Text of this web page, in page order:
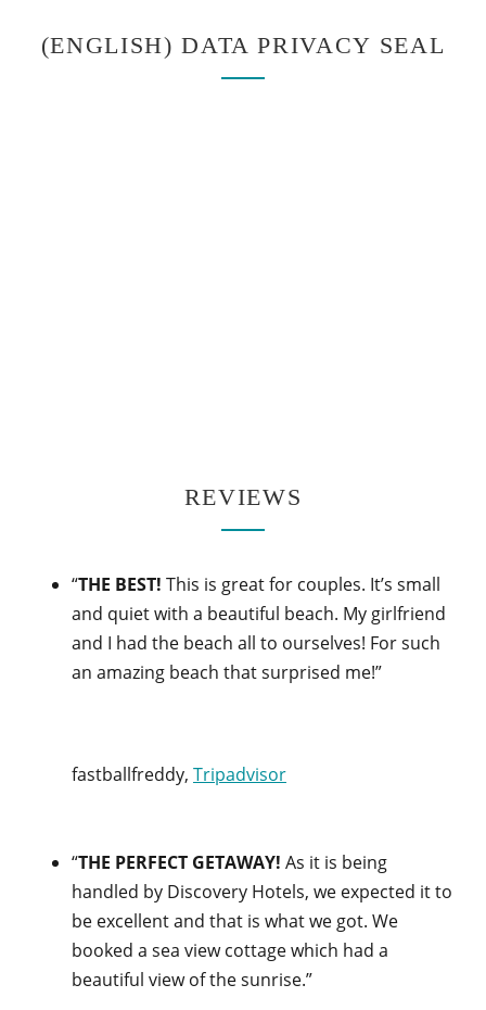
(ENGLISH) DATA PRIVACY SEAL
REVIEWS
“THE BEST! This is great for couples. It’s small
and quiet with a beautiful beach. My girlfriend
and I had the beach all to ourselves! For such
an amazing beach that surprised me!”
fastballfreddy, Tripadvisor
“THE PERFECT GETAWAY! As it is being
handled by Discovery Hotels, we expected it to
be excellent and that is what we got. We
booked a sea view cottage which had a
beautiful view of the sunrise.”